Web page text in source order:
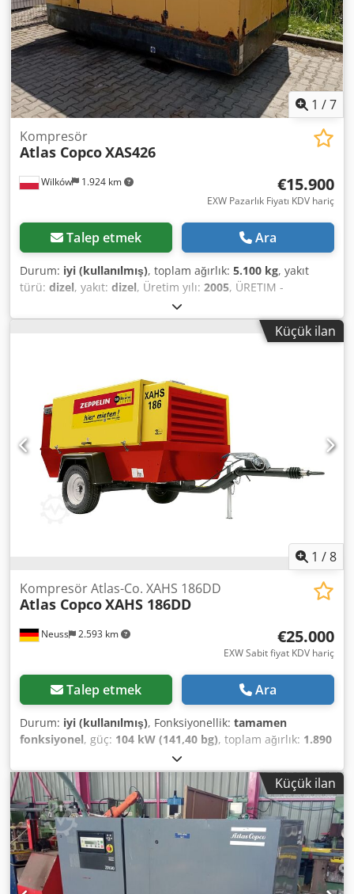
1 /7
Wilków 1.924 km
Kompresör
Atlas CopcoXAS426
€15.900
EXW Pazarlık Fiyatı KDV hariç
Talep etmek Ara
Durum: iyi (kullanılmış), toplam ağırlık: 5.100 kg, yakıt
türü: dizel, yakıt: dizel, Üretim yılı: 2005, ÜRETIM -
ATLASCOPCO Dwjdpfx Aot Srw Ajfmea TİP - XAS426 S/N -
YA3-062854-50542371 YIL - 2005 GÜÇ (kW) - 166 POMPA
Küçük ilan
1 /8
Neuss 2.593 km
Kompresör Atlas-Co. XAHS 186DD
Atlas CopcoXAHS 186DD
€25.000
EXW Sabit fiyat KDV hariç
Talep etmek Ara
Durum: iyi (kullanılmış), Fonksiyonellik: tamamen
fonksiyonel, güç: 104 kW (141,40 bg), toplam ağırlık: 1.890
sarı, Üretim yılı:
saatleri:3.735 h, çalışma basıncı:12 bar, makine/araç
numarası:APP402997, - Çek valf takılı - Toz boya kaplı
gövde Dsdpfx Aou A Tq Hjfmowa - Kamyon DIN çekme
halkası veya araba ağır hizmet kaplini ile yüksekliği
ayarlanabilir çekme cihazı - Otomatik geri vites fonksiyonlu
taşma ve park freni Daha fazla bilgi için ekteki veri
sayfasına bakınız.
Küçük ilan